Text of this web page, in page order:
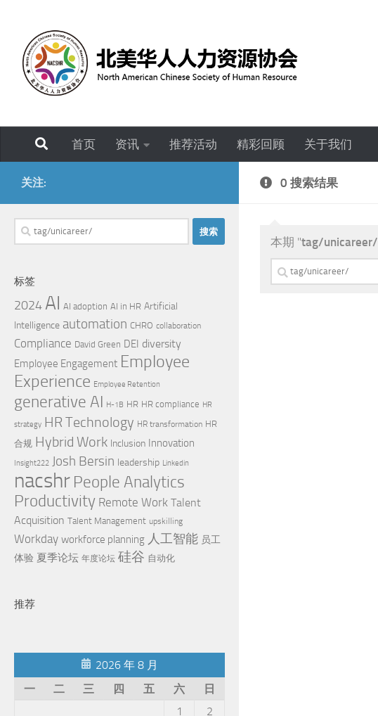
首页 资讯 推荐活动 精彩回顾 关于我们
0 搜索结果
本期 "tag/unicareer/
搜
索：
关注:
搜
索：
标签
2024 AI AI adoption AI in HR Artificial
Intelligence automation CHRO collaboration
Compliance David Green DEI diversity
Employee Engagement Employee
Experience Employee Retention
generative AI H-1B HR HR compliance HR
strategy HR Technology HR transformation HR
合规 Hybrid Work Inclusion Innovation
Insight222 Josh Bersin leadership Linkedin
nacshr People Analytics
Productivity Remote Work Talent
Acquisition Talent Management upskilling
Workday workforce planning 人工智能 员工
体验 夏季论坛 年度论坛 硅谷 自动化
推荐
2026 年 8 月
一
二 三 四 五 六
日
1
2